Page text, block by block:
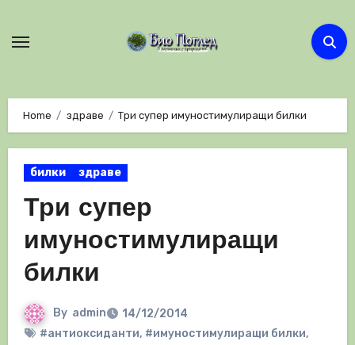
Home здраве Три супер имуностимулиращи билки
билки здраве
Три супер
имуностимулиращи
билки
By admin
14/12/2014
#антиоксиданти, #имуностимулиращи билки,